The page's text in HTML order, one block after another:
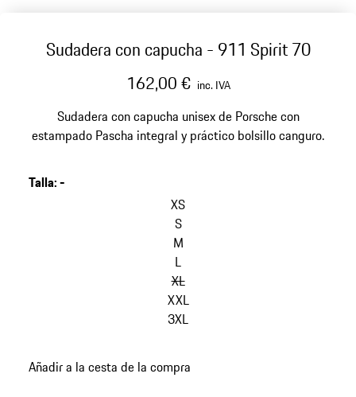
Sudadera con capucha - 911 Spirit 70
162,00 € inc. IVA
Sudadera con capucha unisex de Porsche con
estampado Pascha integral y práctico bolsillo canguro.
Talla:-
XS
S
M
L
XL
XXL
3XL
a
Añadir a la cesta de la compra